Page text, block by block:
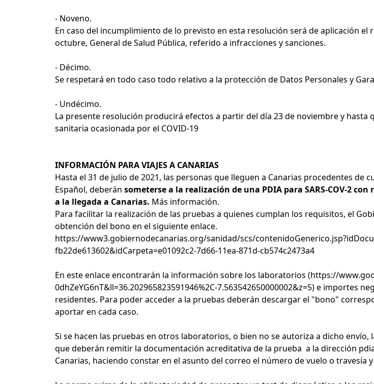
- Noveno.
En caso del incumplimiento de lo previsto en esta resolución será de aplicación el
octubre, General de Salud Pública, referido a infracciones y sanciones.
- Décimo.
Se respetará en todo caso todo relativo a la protección de Datos Personales y
- Undécimo.
La presente resolución producirá efectos a partir del día 23 de noviembre y
sanitaria ocasionada por el COVID-19
INFORMACIÓN PARA VIAJES A CANARIAS
Hasta el 31 de julio de 2021, las personas que lleguen a Canarias procedentes de
Español, deberán someterse a la realización de una PDIA para SARS-COV-2
a la llegada a Canarias. Más información.
Para facilitar la realización de las pruebas a quienes cumplan los requisitos, el
obtención del bono en el siguiente enlace.
https://www3.gobiernodecanarias.org/sanidad/scs/
fb22de613602&idCarpeta=e01092c2-7d66-11ea-871d-cb574c2473a4
En este enlace encontrarán la información sobre los laboratorios (https://
0dhZeYG6nT&ll=36.202965823591946%2C-7.563542650000002&z=5) e importes
residentes. Para poder acceder a la pruebas deberán descargar el "bono"
aportar en cada caso.
Si se hacen las pruebas en otros laboratorios, o bien no se autoriza a dicho
que deberán remitir la documentación acreditativa de la prueba a la dirección
Canarias, haciendo constar en el asunto del correo el número de vuelo o travesía